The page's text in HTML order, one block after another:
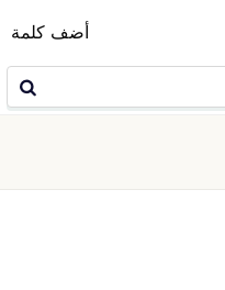
أضف كلمة